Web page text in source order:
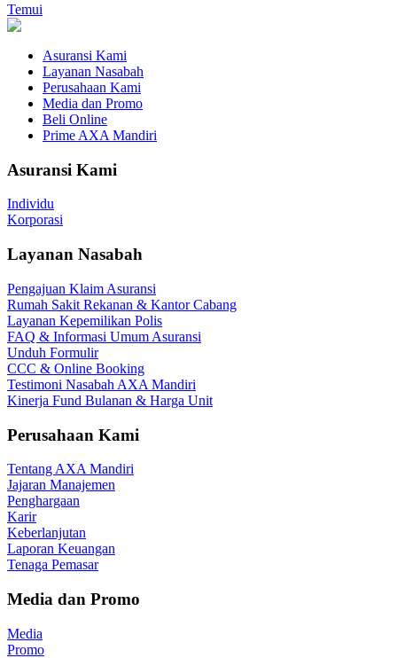
Temui
Asuransi Kami
Layanan Nasabah
Perusahaan Kami
Media dan Promo
Beli Online
Prime AXA Mandiri
Asuransi Kami
Individu
Korporasi
Layanan Nasabah
Pengajuan Klaim Asuransi
Rumah Sakit Rekanan & Kantor Cabang
Layanan Kepemilikan Polis
FAQ & Informasi Umum Asuransi
Unduh Formulir
CCC & Online Booking
Testimoni Nasabah AXA Mandiri
Kinerja Fund Bulanan & Harga Unit
Perusahaan Kami
Tentang AXA Mandiri
Jajaran Manajemen
Penghargaan
Karir
Keberlanjutan
Laporan Keuangan
Tenaga Pemasar
Media dan Promo
Media
Promo